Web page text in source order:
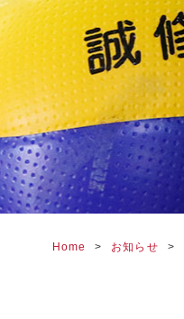
Home お知らせ